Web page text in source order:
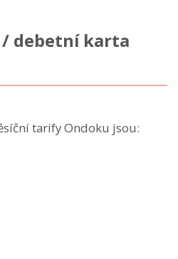
debetní karta
tarify Ondoku jsou: